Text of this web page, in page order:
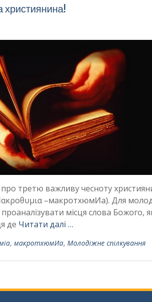
християнина!
третю важливу чесноту
–макротхюмИа). Для
місця слова Божого,
де Читати далі …
, макротхюмИа, Молодіжне спілкування